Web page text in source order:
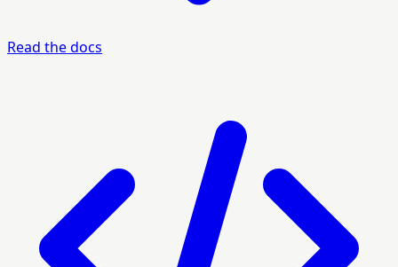
Read the docs